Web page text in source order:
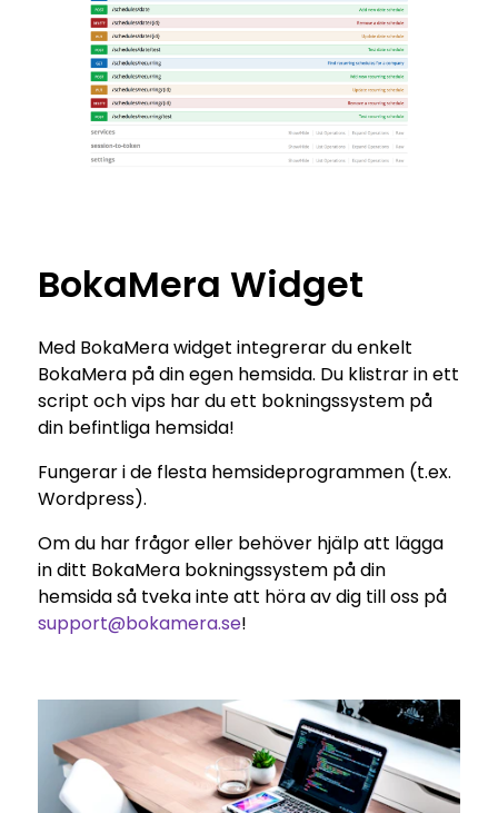
BokaMera Widget
Med BokaMera widget integrerar du enkelt
BokaMera på din egen hemsida. Du klistrar in ett
script och vips har du ett bokningssystem på
din befintliga hemsida!
Fungerar i de flesta hemsideprogrammen (t.ex.
Wordpress).
Om du har frågor eller behöver hjälp att lägga
in ditt BokaMera bokningssystem på din
hemsida så tveka inte att höra av dig till oss på
support@bokamera.se!